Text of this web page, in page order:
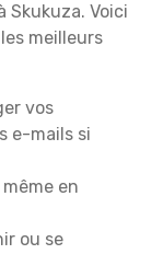
Skukuza. Voici
meilleurs
vos
e-mails si
en
ou se